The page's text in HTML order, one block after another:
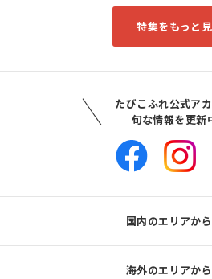
特集をもっと
たびこふれ公式ア
旬な情報を更新
国内のエリアか
海外のエリアか